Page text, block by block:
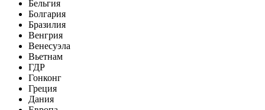
Бельгия
Болгария
Бразилия
Венгрия
Венесуэла
Вьетнам
ГДР
Гонконг
Греция
Дания